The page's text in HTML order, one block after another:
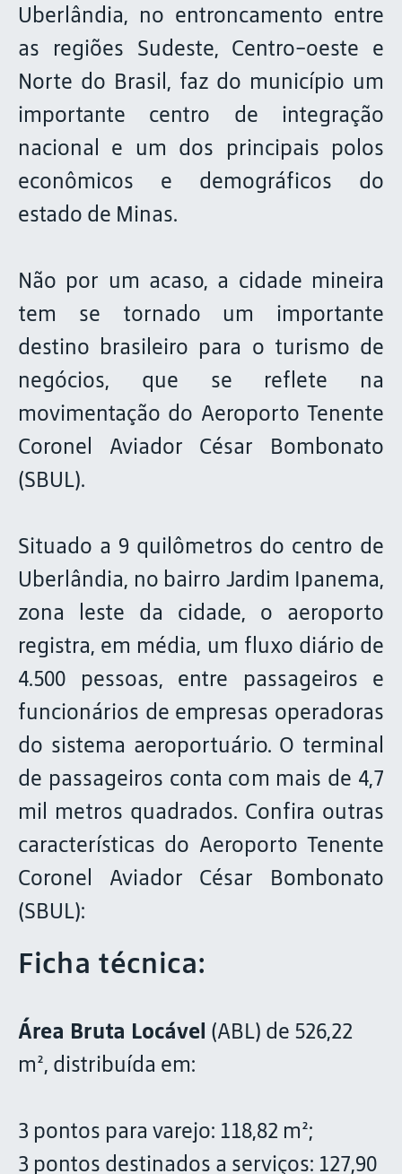
Uberlândia, no entroncamento entre
as regiões Sudeste, Centro-oeste e
Norte do Brasil, faz do município um
importante centro de integração
nacional e um dos principais polos
econômicos e demográficos do
estado de Minas.
Não por um acaso, a cidade mineira
tem se tornado um importante
destino brasileiro para o turismo de
negócios, que se reflete na
movimentação do Aeroporto Tenente
Coronel Aviador César Bombonato
(SBUL).
Situado a 9 quilômetros do centro de
Uberlândia, no bairro Jardim Ipanema,
zona leste da cidade, o aeroporto
registra, em média, um fluxo diário de
4.500 pessoas, entre passageiros e
funcionários de empresas operadoras
do sistema aeroportuário. O terminal
de passageiros conta com mais de 4,7
mil metros quadrados. Confira outras
características do Aeroporto Tenente
Coronel Aviador César Bombonato
(SBUL):
Ficha técnica:
Área Bruta Locável (ABL) de 526,22
m², distribuída em:
3 pontos para varejo: 118,82 m²;
3 pontos destinados a serviços: 127,90